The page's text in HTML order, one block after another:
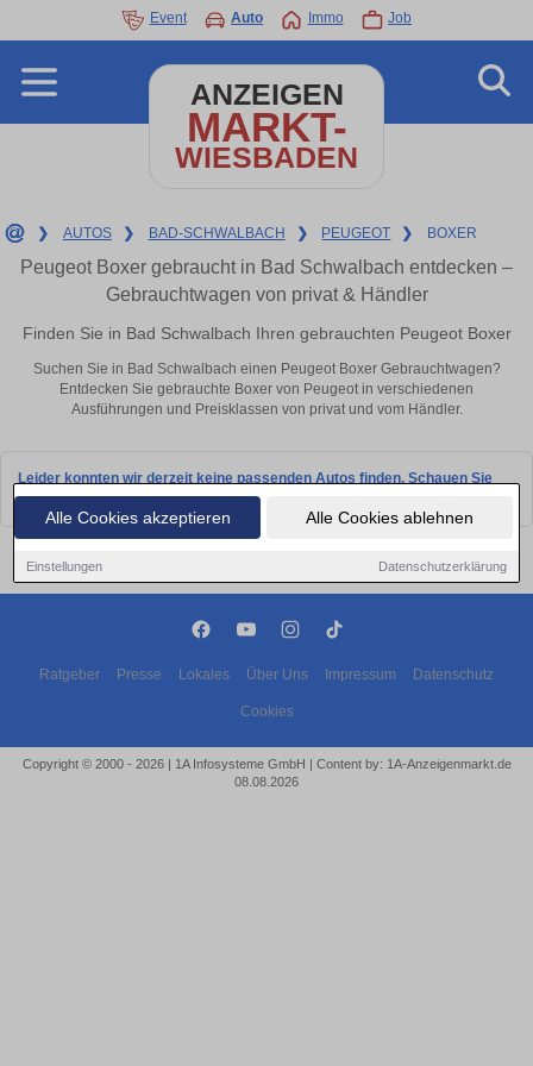
Alle Cookies akzeptieren Alle Cookies ablehnen
Einstellungen Datenschutzerklärung
Event Auto Immo Job
ANZEIGEN
MARKT-
WIESBADEN
❯ AUTOS ❯ BAD-SCHWALBACH ❯ PEUGEOT ❯ BOXER
Peugeot Boxer gebraucht in Bad Schwalbach entdecken –
Gebrauchtwagen von privat & Händler
Finden Sie in Bad Schwalbach Ihren gebrauchten Peugeot Boxer
Suchen Sie in Bad Schwalbach einen Peugeot Boxer Gebrauchtwagen?
Entdecken Sie gebrauchte Boxer von Peugeot in verschiedenen
Ausführungen und Preisklassen von privat und vom Händler.
Leider konnten wir derzeit keine passenden Autos finden. Schauen Sie
bald wieder vorbei!
Ratgeber Presse Lokales Über Uns Impressum Datenschutz
Cookies
Copyright © 2000 - 2026 | 1A Infosysteme GmbH | Content by: 1A-Anzeigenmarkt.de
08.08.2026